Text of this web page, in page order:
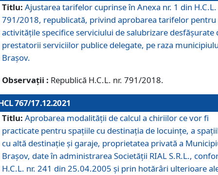
Titlu: Ajustarea tarifelor cuprinse în Anexa nr. 1 din H.C.L.
791/2018, republicată, privind aprobarea tarifelor pentru
activităţile specifice serviciului de salubrizare desfăşurate
prestatorii serviciilor publice delegate, pe raza
Braşov.
Observații : Republică H.C.L. nr. 791/2018.
767/17.12.2021
Titlu: Aprobarea modalității de calcul a chiriilor ce vor fi
practicate pentru spaţiile cu destinaţia de locuinţe, a
cu altă destinaţie şi garaje, proprietatea privată a
Braşov, date în administrarea Societăţii RIAL S.R.L.,
H.C.L. nr. 241 din 25.04.2005 și prin hotărâri ulterioare